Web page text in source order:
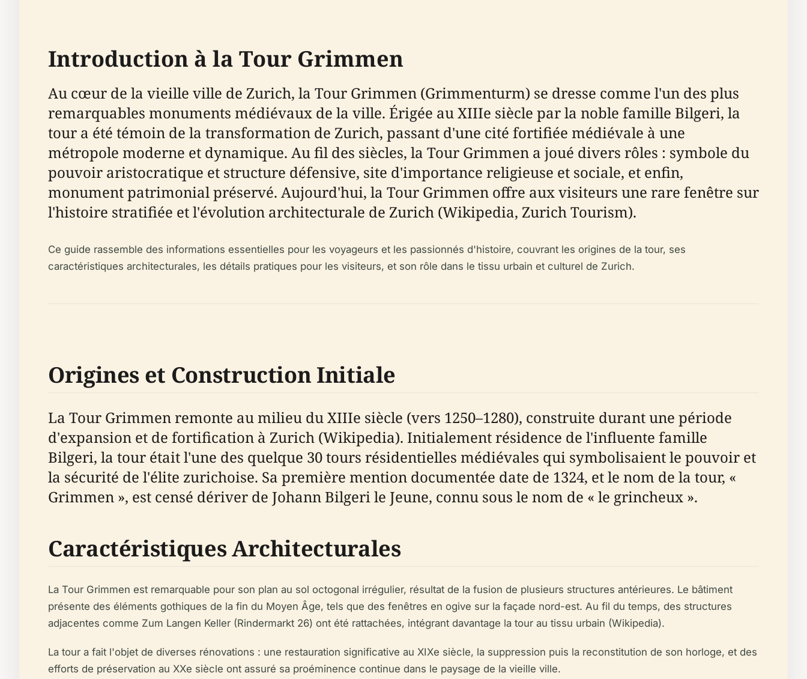
Introduction à la Tour Grimmen
Au cœur de la vieille ville de Zurich, la Tour Grimmen (Grimmenturm) se dresse comme l'un des plus
remarquables monuments médiévaux de la ville. Érigée au XIIIe siècle par la noble famille Bilgeri, la
tour a été témoin de la transformation de Zurich, passant d'une cité fortifiée médiévale à une
métropole moderne et dynamique. Au fil des siècles, la Tour Grimmen a joué divers rôles : symbole du
pouvoir aristocratique et structure défensive, site d'importance religieuse et sociale, et enfin,
monument patrimonial préservé. Aujourd'hui, la Tour Grimmen offre aux visiteurs une rare fenêtre sur
l'histoire stratifiée et l'évolution architecturale de Zurich (Wikipedia, Zurich Tourism).
Ce guide rassemble des informations essentielles pour les voyageurs et les passionnés d'histoire, couvrant les origines de la tour, ses
caractéristiques architecturales, les détails pratiques pour les visiteurs, et son rôle dans le tissu urbain et culturel de Zurich.
Origines et Construction Initiale
La Tour Grimmen remonte au milieu du XIIIe siècle (vers 1250–1280), construite durant une période
d'expansion et de fortification à Zurich (Wikipedia). Initialement résidence de l'influente famille
Bilgeri, la tour était l'une des quelque 30 tours résidentielles médiévales qui symbolisaient le pouvoir et
la sécurité de l'élite zurichoise. Sa première mention documentée date de 1324, et le nom de la tour, «
Grimmen », est censé dériver de Johann Bilgeri le Jeune, connu sous le nom de « le grincheux ».
Caractéristiques Architecturales
La Tour Grimmen est remarquable pour son plan au sol octogonal irrégulier, résultat de la fusion de plusieurs structures antérieures. Le bâtiment
présente des éléments gothiques de la fin du Moyen Âge, tels que des fenêtres en ogive sur la façade nord-est. Au fil du temps, des structures
adjacentes comme Zum Langen Keller (Rindermarkt 26) ont été rattachées, intégrant davantage la tour au tissu urbain (Wikipedia).
La tour a fait l'objet de diverses rénovations : une restauration significative au XIXe siècle, la suppression puis la reconstitution de son horloge, et des
efforts de préservation au XXe siècle ont assuré sa proéminence continue dans le paysage de la vieille ville.